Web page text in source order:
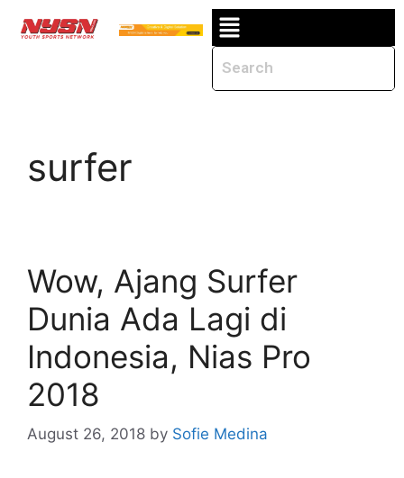
surfer
Wow, Ajang Surfer
Dunia Ada Lagi di
Indonesia, Nias Pro
2018
August 26, 2018 by Sofie Medina